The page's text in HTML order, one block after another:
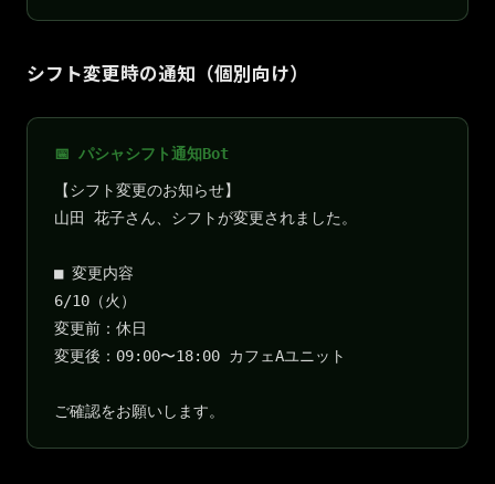
シフト変更時の通知（個別向け）
📅 パシャシフト通知Bot
【シフト変更のお知らせ】
山田 花子さん、シフトが変更されました。
■ 変更内容
6/10（火）
変更前：休日
変更後：09:00〜18:00 カフェAユニット
ご確認をお願いします。